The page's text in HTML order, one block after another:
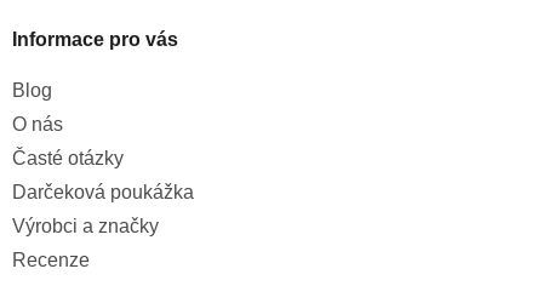
Informace pro vás
Blog
O nás
Časté otázky
Darčeková poukážka
Výrobci a značky
Recenze